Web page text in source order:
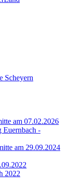
Scheyern
am 07.02.2026
Euernbach -
am 29.09.2024
2022